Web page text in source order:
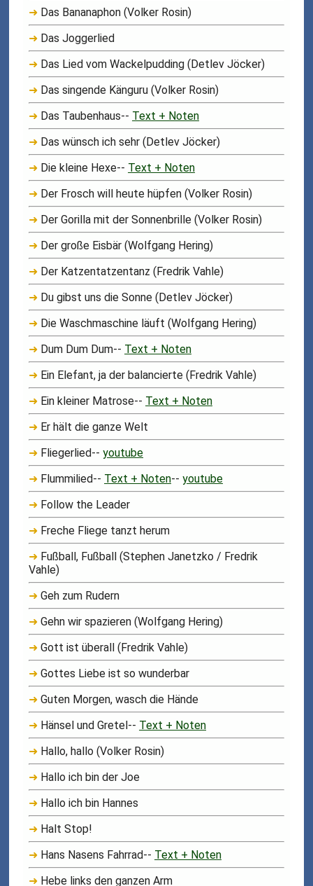
➜ Das Bananaphon (Volker Rosin)
➜ Das Joggerlied
➜ Das Lied vom Wackelpudding (Detlev Jöcker)
➜ Das singende Känguru (Volker Rosin)
➜ Das Taubenhaus-- Text + Noten
➜ Das wünsch ich sehr (Detlev Jöcker)
➜ Die kleine Hexe-- Text + Noten
➜ Der Frosch will heute hüpfen (Volker Rosin)
➜ Der Gorilla mit der Sonnenbrille (Volker Rosin)
➜ Der große Eisbär (Wolfgang Hering)
➜ Der Katzentatzentanz (Fredrik Vahle)
➜ Du gibst uns die Sonne (Detlev Jöcker)
➜ Die Waschmaschine läuft (Wolfgang Hering)
➜ Dum Dum Dum-- Text + Noten
➜ Ein Elefant, ja der balancierte (Fredrik Vahle)
➜ Ein kleiner Matrose-- Text + Noten
➜ Er hält die ganze Welt
➜ Fliegerlied--youtube
➜ Flummilied-- Text + Noten--youtube
➜ Follow the Leader
➜ Freche Fliege tanzt herum
➜ Fußball, Fußball (Stephen Janetzko / Fredrik
Vahle)
➜Geh zum Rudern
➜Gehn wir spazieren (Wolfgang Hering)
➜Gott ist überall (Fredrik Vahle)
➜Gottes Liebe ist so wunderbar
➜Guten Morgen, wasch die Hände
➜ Hänsel und Gretel-- Text + Noten
➜ Hallo, hallo (Volker Rosin)
➜ Hallo ich bin der Joe
➜ Hallo ich bin Hannes
➜ Halt Stop!
➜ Hans Nasens Fahrrad-- Text + Noten
➜ Hebe links den ganzen Arm